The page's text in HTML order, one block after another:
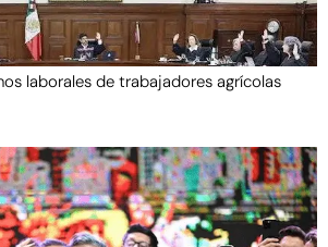
laborales de trabajadores agrícolas